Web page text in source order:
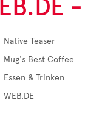
Native Teaser
Mug's Best Coffee
Essen & Trinken
WEB.DE